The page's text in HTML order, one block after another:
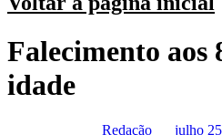
Falecimento aos
idade
Redação julho